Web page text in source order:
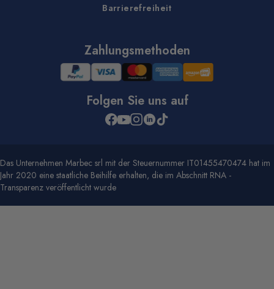
Barrierefreiheit
Zahlungsmethoden
Folgen Sie uns auf
Das Unternehmen Marbec srl mit der Steuernummer IT01455470474 hat im
Jahr 2020 eine staatliche Beihilfe erhalten, die im Abschnitt RNA -
Transparenz veröffentlicht wurde